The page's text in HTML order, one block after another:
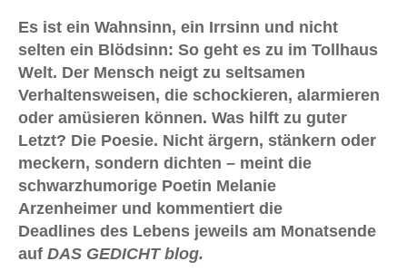
Es ist ein Wahnsinn, ein Irrsinn und nicht
selten ein Blödsinn: So geht es zu im Tollhaus
Welt. Der Mensch neigt zu seltsamen
Verhaltensweisen, die schockieren, alarmieren
oder amüsieren können. Was hilft zu guter
Letzt? Die Poesie. Nicht ärgern, stänkern oder
meckern, sondern dichten – meint die
schwarzhumorige Poetin Melanie
Arzenheimer und kommentiert die
Deadlines des Lebens jeweils am Monatsende
auf DAS GEDICHT blog.